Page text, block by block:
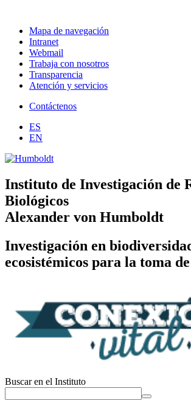
Mapa de navegación
Intranet
Webmail
Trabaja con nosotros
Transparencia
Atención y servicios
Contáctenos
ES
EN
Instituto de Investigación de
Biológicos
Alexander von Humboldt
Investigación en
ecosistémicos para la toma
Buscar en el Instituto